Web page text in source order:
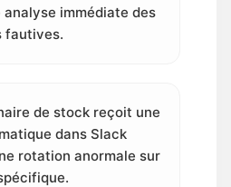
immédiate des
fautives.
de stock reçoit une
dans Slack
rotation anormale sur